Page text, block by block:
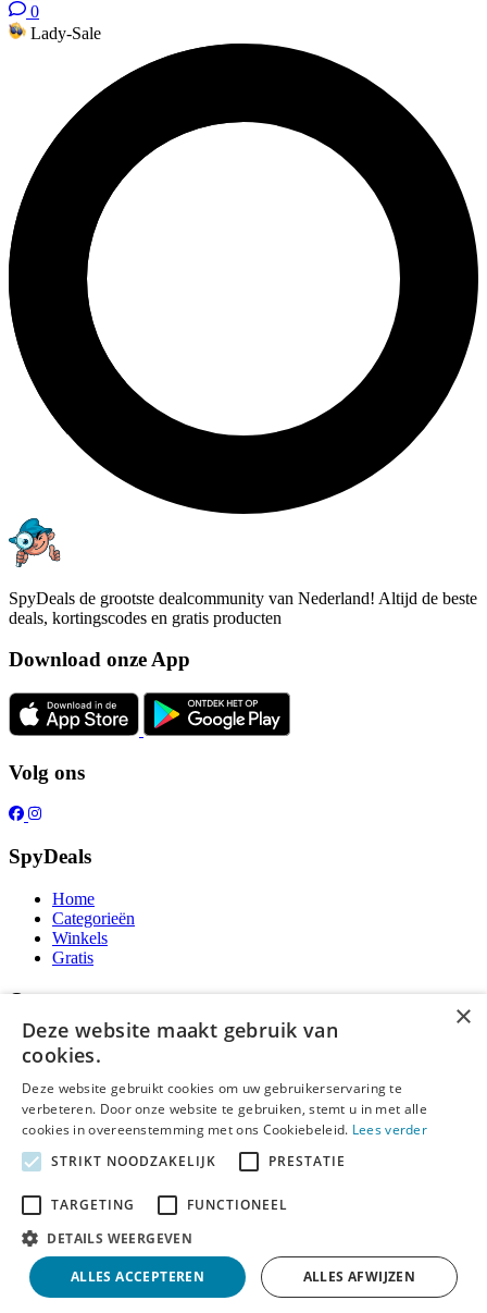
0
Lady-Sale
SpyDeals de grootste dealcommunity van Nederland! Altijd de beste
deals, kortingscodes en gratis producten
Download onze App
Volg ons
SpyDeals
Home
Categorieën
Winkels
Gratis
Over ons
Over ons
Contact
Publicatieregels
Legal
Privacy
Algemene Voorwaarden
Notice and Takedown
Copyright ©SpyDeals 2026. Alle rechten voorbehouden.
×
Deze website maakt gebruik van
cookies.
Deze website gebruikt cookies om uw gebruikerservaring te
verbeteren. Door onze website te gebruiken, stemt u in met alle
cookies in overeenstemming met ons Cookiebeleid. Lees verder
STRIKT NOODZAKELIJK
PRESTATIE
TARGETING
FUNCTIONEEL
DETAILS WEERGEVEN
ALLES ACCEPTEREN ALLES AFWIJZEN